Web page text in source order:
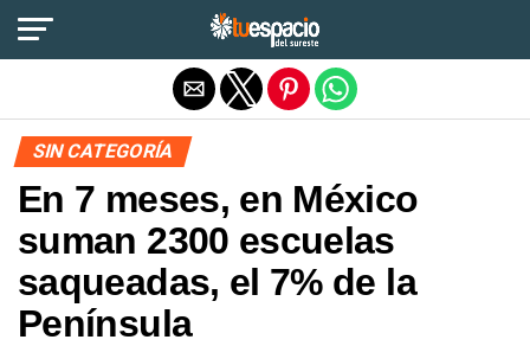
SIN CATEGORÍA
En 7 meses, en México
suman 2300 escuelas
saqueadas, el 7% de la
Península
Salir de la versión móvil